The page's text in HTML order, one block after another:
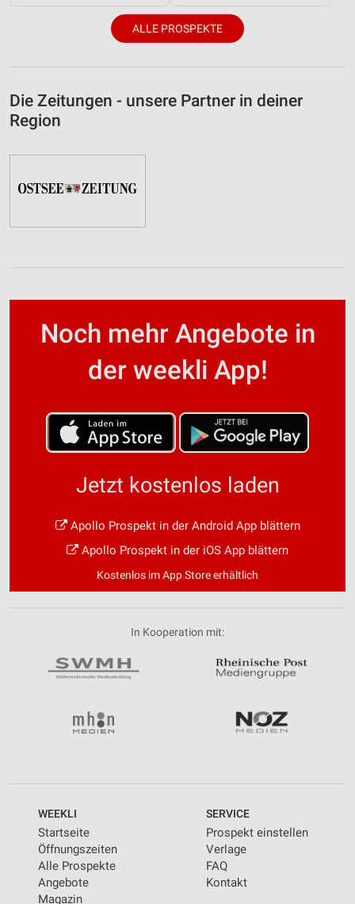
ALLE PROSPEKTE
Die Zeitungen - unsere Partner in deiner
Region
Noch mehr Angebote in
der weekli App!
Jetzt kostenlos laden
Apollo Prospekt in der Android App blättern
Apollo Prospekt in der iOS App blättern
Kostenlos im App Store erhältlich
In Kooperation mit:
WEEKLI
Startseite
Öffnungszeiten
Alle Prospekte
Angebote
Magazin
SERVICE
Prospekt einstellen
Verlage
FAQ
Kontakt